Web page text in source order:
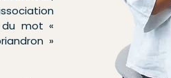
du mot «
»